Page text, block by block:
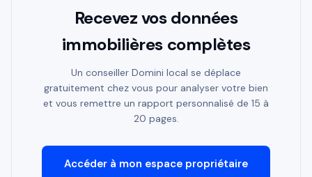
Recevez vos données
immobilières complètes
Un conseiller Domini local se déplace
gratuitement chez vous pour analyser votre bien
et vous remettre un rapport personnalisé de 15 à
20 pages.
Accéder à mon espace propriétaire